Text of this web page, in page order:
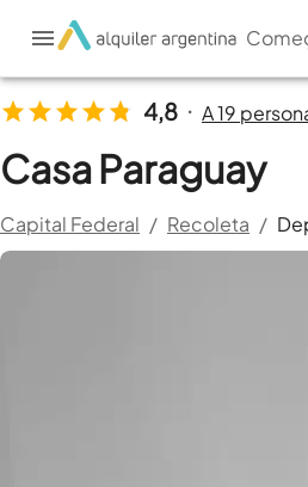
4,8 • A 19
Casa Paraguay
Capital Federal / Recoleta /